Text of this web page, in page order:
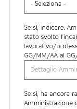
Se sì, indicare:
stato svolto
lavorativo/
GG/MM/AA al
Se sì, ha ancora
Amministrazione